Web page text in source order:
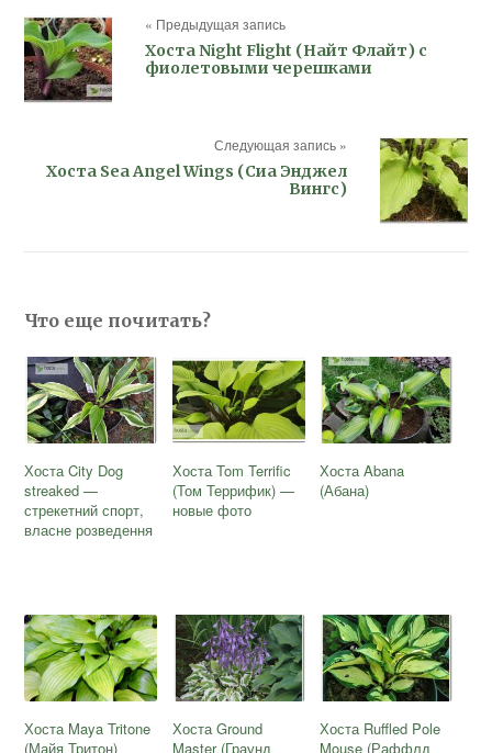
« Предыдущая запись
Хоста Night Flight (Найт Флайт) с
фиолетовыми черешками
Следующая запись »
Хоста Sea Angel Wings (Сиа Энджел
Вингс)
Что еще почитать?
Хоста City Dog
streaked —
стрекетний спорт,
власне розведення
Хоста Tom Terrific
(Том Террифик) —
новые фото
Хоста Abana
(Абана)
Хоста Maya Tritone
(Майя Тритон)
Хоста Ground
Master (Граунд
Хоста Ruffled Pole
Mouse (Раффлд